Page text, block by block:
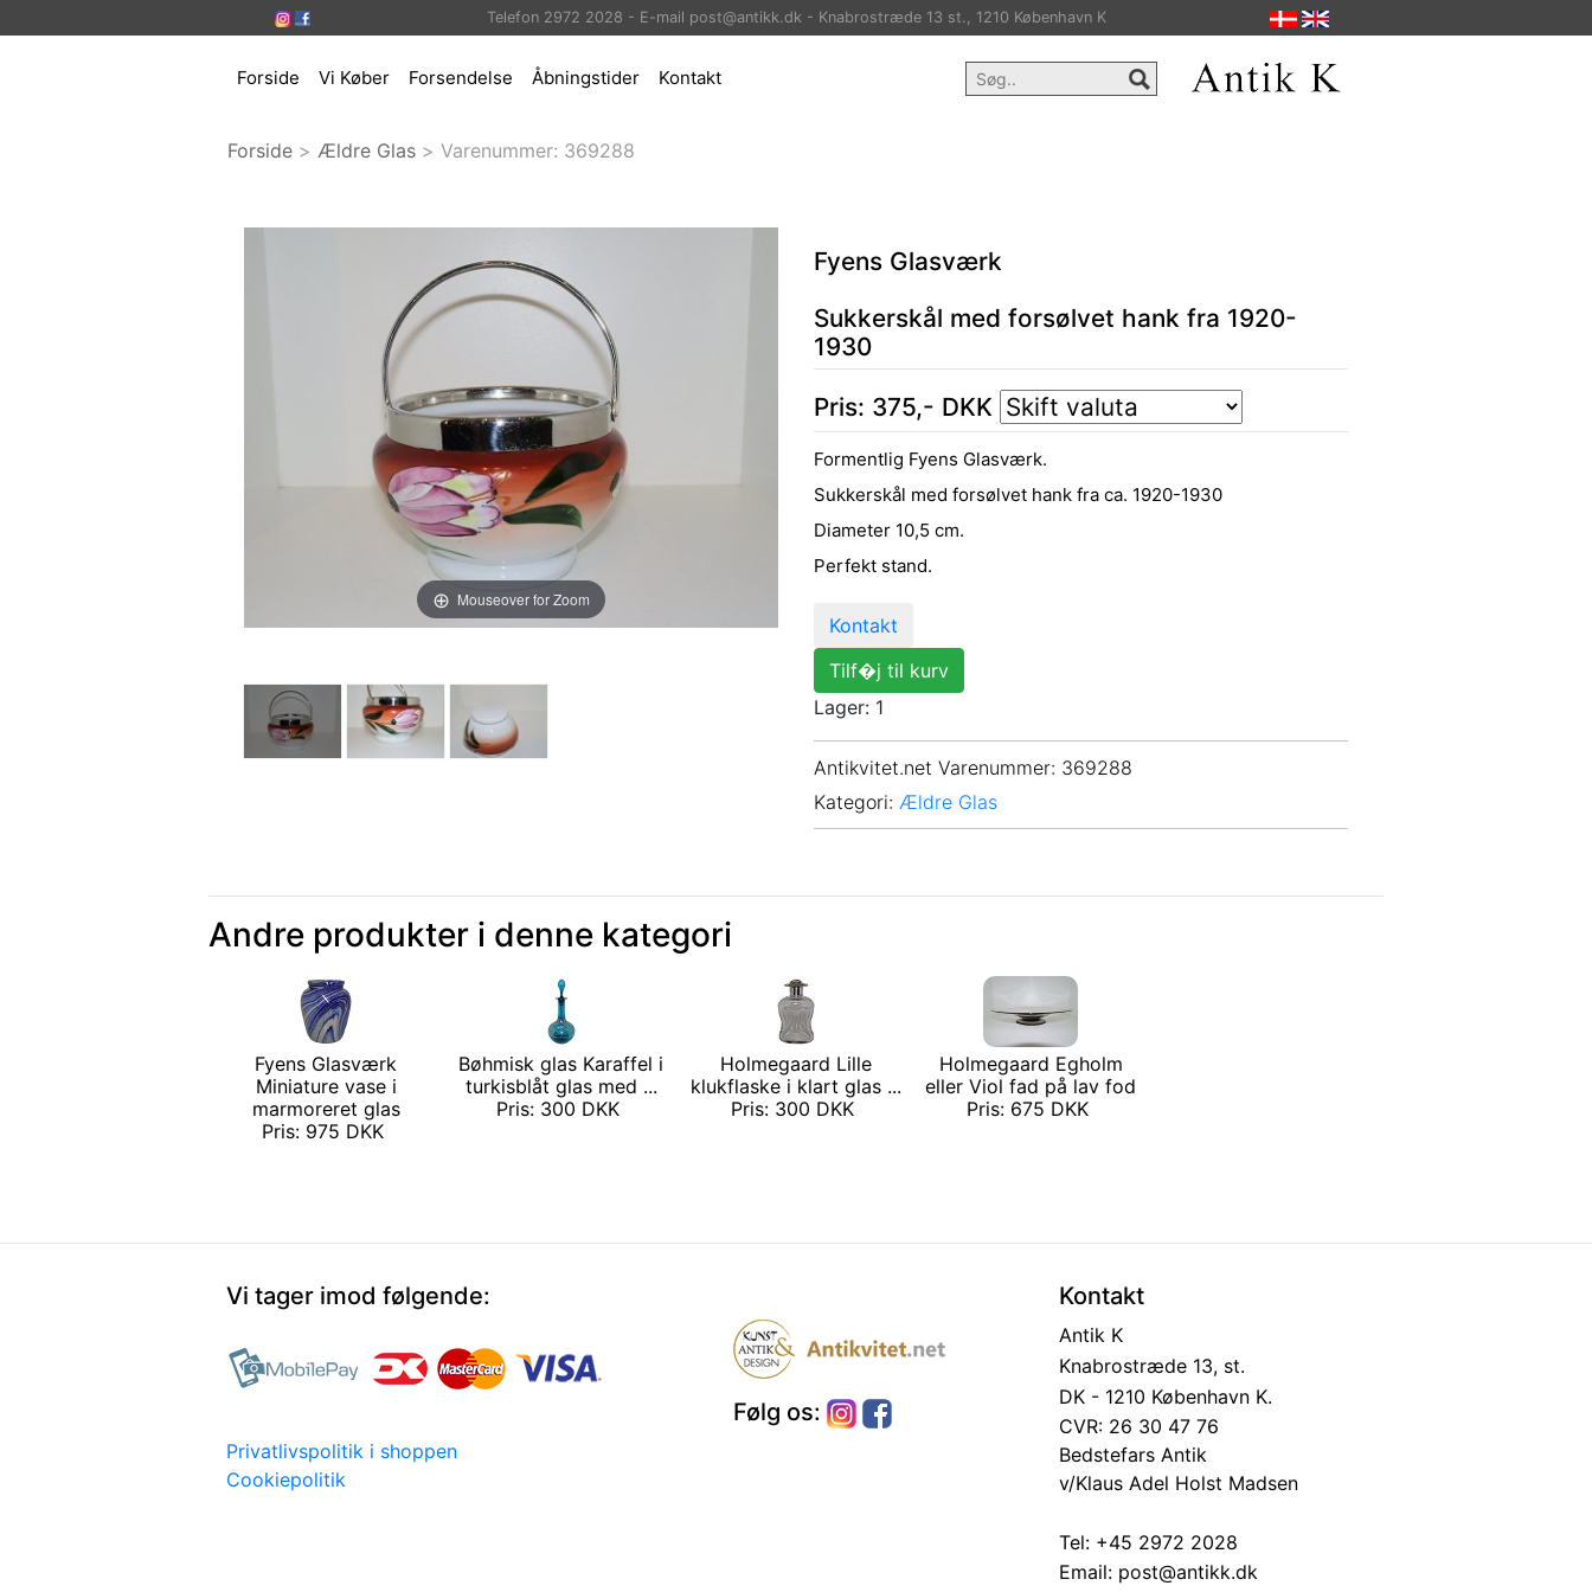
Telefon 2972 2028 - E-mail post@antikk.dk - Knabrostræde 13 st., 1210 København K
Forside Vi Køber Forsendelse Åbningstider Kontakt
Forside > Ældre Glas > Varenummer: 369288
Mouseover for Zoom
Fyens Glasværk
Sukkerskål med forsølvet hank fra 1920-
1930
Pris: 375,- DKK
Formentlig Fyens Glasværk.
Sukkerskål med forsølvet hank fra ca. 1920-1930
Diameter 10,5 cm.
Perfekt stand.
Kontakt
Tilf�j til kurv
Lager: 1
Antikvitet.net Varenummer: 369288
Kategori: Ældre Glas
Andre produkter i denne kategori
Fyens Glasværk
Miniature vase i
marmoreret glas
Pris: 975 DKK
Bøhmisk glas Karaffel i
turkisblåt glas med ...
Pris: 300 DKK
Holmegaard Lille
klukflaske i klart glas ...
Pris: 300 DKK
Holmegaard Egholm
eller Viol fad på lav fod
Pris: 675 DKK
Vi tager imod følgende:
Privatlivspolitik i shoppen
Cookiepolitik
Følg os:
Kontakt
Antik K
Knabrostræde 13, st.
DK - 1210 København K.
CVR: 26 30 47 76
Bedstefars Antik
v/Klaus Adel Holst Madsen
Tel: +45 2972 2028
Email:post@antikk.dk